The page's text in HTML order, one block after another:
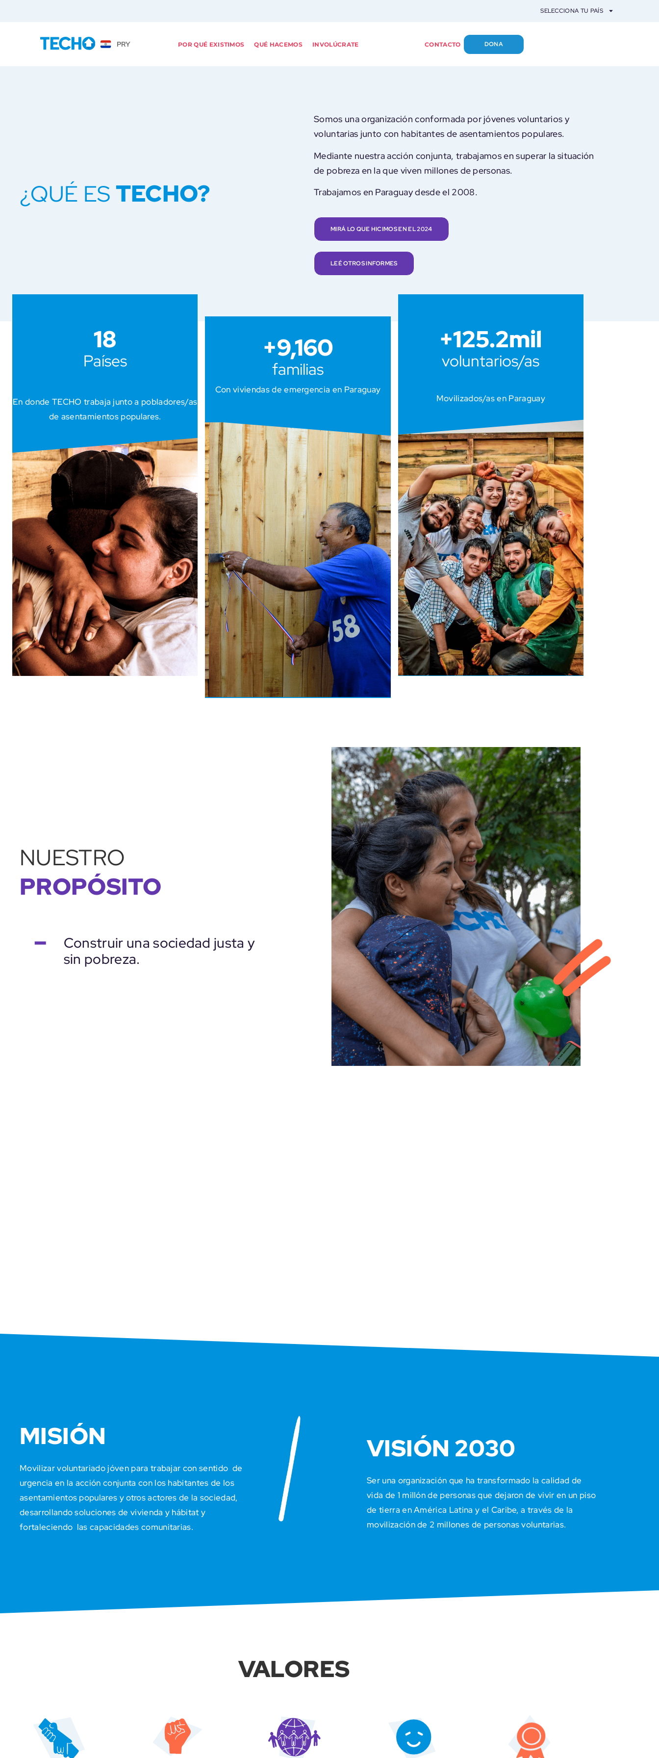
SELECCIONA TU PAÍS
PRY POR QUÉ EXISTIMOS QUÉ HACEMOS INVOLÚCRATE CONTACTO DONA
¿QUÉ ES TECHO?
Somos una organización conformada por jóvenes voluntarios y
voluntarias junto con habitantes de asentamientos populares.
Mediante nuestra acción conjunta, trabajamos en superar la situación
de pobreza en la que viven millones de personas.
Trabajamos en Paraguay desde el 2008.
MIRÁ LO QUE HICIMOS EN EL 2024
LEÉ OTROS INFORMES
Países
18
En donde TECHO trabaja junto a pobladores/as
de asentamientos populares.
familias
+9,160
Con viviendas de emergencia en Paraguay
voluntarios/as
+125.2mil
Movilizados/as en Paraguay
NUESTRO
PROPÓSITO
–
Construir una sociedad justa y
sin pobreza.
MISIÓN
Movilizar voluntariado jóven para trabajar con sentido de
urgencia en la acción conjunta con los habitantes de los
asentamientos populares y otros actores de la sociedad,
desarrollando soluciones de vivienda y hábitat y
fortaleciendo las capacidades comunitarias.
VISIÓN 2030
Ser una organización que ha transformado la calidad de
vida de 1 millón de personas que dejaron de vivir en un piso
de tierra en América Latina y el Caribe, a través de la
movilización de 2 millones de personas voluntarias.
VALORES